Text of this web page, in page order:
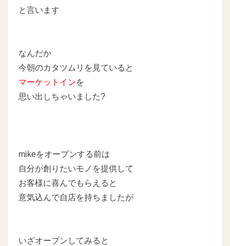
と言います
なんだか
今朝のカタツムリを見ていると
マーケットインを
思い出しちゃいました?
mikeをオープンする前は
自分が創りたいモノを提供して
お客様に喜んでもらえると
意気込んで自店を持ちましたが
いざオープンしてみると